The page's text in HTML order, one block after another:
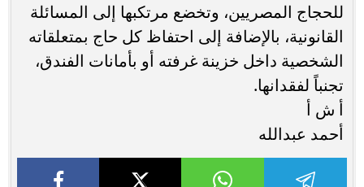
للحجاج المصريين، وتخضع مرتكبها إلى المسائلة
القانونية، بالإضافة إلى احتفاظ كل حاج بمتعلقاته
الشخصية داخل خزينة غرفته أو بأمانات الفندق،
تجنباً لفقدانها.
أ ش أ
أحمد عبدالله